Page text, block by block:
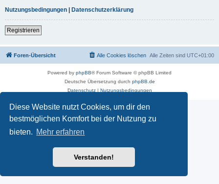
Diese Website nutzt Cookies, um dir den
bestmöglichen Komfort bei der Nutzung zu
bieten. Mehr erfahren
Verstanden!
Nutzungsbedingungen | Datenschutzerklärung
Registrieren
Foren-Übersicht Alle Zeiten sind UTC+01:00
Alle Cookies löschen
Powered by phpBB® Forum Software © phpBB Limited
Deutsche Übersetzung durch phpBB.de
Datenschutz| Nutzungsbedingungen